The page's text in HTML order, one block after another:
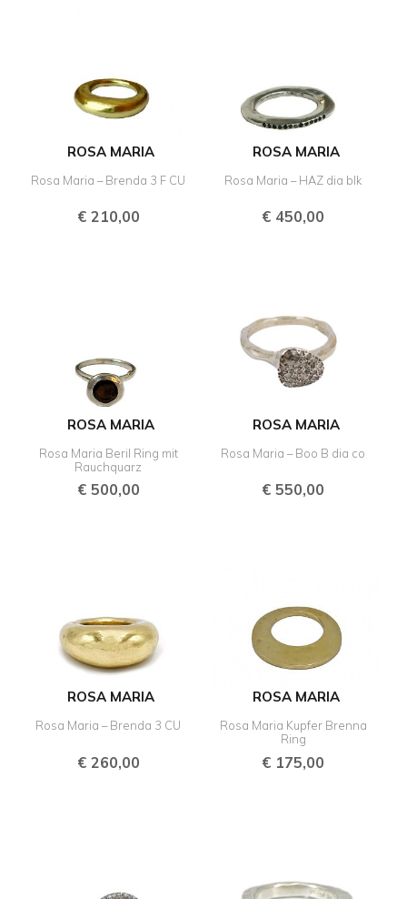
ROSA MARIA
Rosa Maria – Brenda 3 F CU
€210,00
ROSA MARIA
Rosa Maria – HAZ dia blk
€ 450,00
ROSA MARIA
Rosa Maria Beril Ring mit
Rauchquarz
€500,00
ROSA MARIA
Rosa Maria – Boo B dia co
€ 550,00
ROSA MARIA
Rosa Maria – Brenda 3 CU
€260,00
ROSA MARIA
Rosa Maria Kupfer Brenna
Ring
€ 175,00